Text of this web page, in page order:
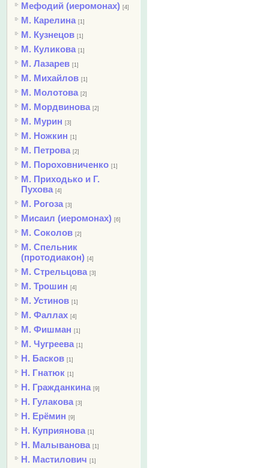
Мефодий (иеромонах) [4]
М. Карелина [1]
М. Кузнецов [1]
М. Куликова [1]
М. Лазарев [1]
М. Михайлов [1]
М. Молотова [2]
М. Мордвинова [2]
М. Мурин [3]
М. Ножкин [1]
М. Петрова [2]
М. Пороховниченко [1]
М. Приходько и Г.
Пухова [4]
М. Рогоза [3]
Мисаил (иеромонах) [6]
М. Соколов [2]
М. Спельник
(протодиакон) [4]
М. Стрельцова [3]
М. Трошин [4]
М. Устинов [1]
М. Фаллах [4]
М. Фишман [1]
М. Чугреева [1]
Н. Басков [1]
Н. Гнатюк [1]
Н. Гражданкина [9]
Н. Гулакова [3]
Н. Ерёмин [9]
Н. Куприянова [1]
Н. Малыванова [1]
Н. Мастилович [1]